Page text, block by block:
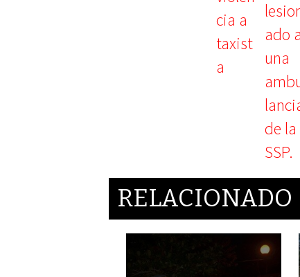
RELACIONADO